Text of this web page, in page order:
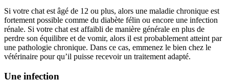
Si votre chat est âgé de 12 ou plus, alors une maladie chronique est
fortement possible comme du diabète félin ou encore une infection
rénale. Si votre chat est affaibli de manière générale en plus de
perdre son équilibre et de vomir, alors il est probablement atteint par
une pathologie chronique. Dans ce cas, emmenez le bien chez le
vétérinaire pour qu’il puisse recevoir un traitement adapté.
Une infection